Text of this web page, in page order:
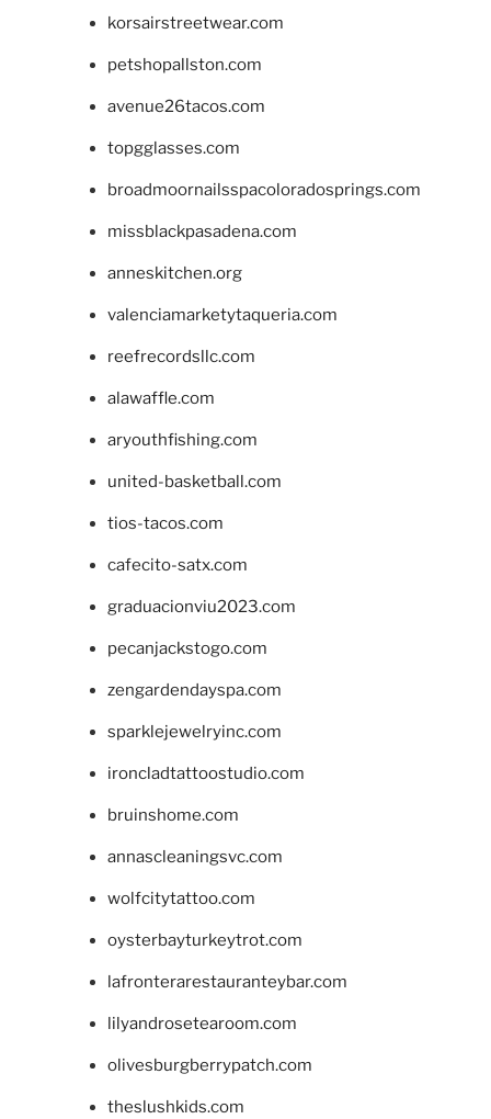
korsairstreetwear.com
petshopallston.com
avenue26tacos.com
topgglasses.com
broadmoornailsspacoloradosprings.com
missblackpasadena.com
anneskitchen.org
valenciamarketytaqueria.com
reefrecordsllc.com
alawaffle.com
aryouthfishing.com
united-basketball.com
tios-tacos.com
cafecito-satx.com
graduacionviu2023.com
pecanjackstogo.com
zengardendayspa.com
sparklejewelryinc.com
ironcladtattoostudio.com
bruinshome.com
annascleaningsvc.com
wolfcitytattoo.com
oysterbayturkeytrot.com
lafronterarestauranteybar.com
lilyandrosetearoom.com
olivesburgberrypatch.com
theslushkids.com